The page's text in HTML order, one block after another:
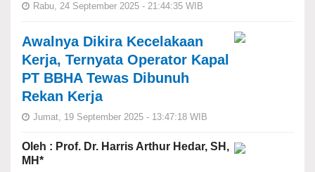
Rabu, 24 September 2025 - 21:44:35 WIB
Awalnya Dikira Kecelakaan
Kerja, Ternyata Operator Kapal
PT BBHA Tewas Dibunuh
Rekan Kerja
Jumat, 19 September 2025 - 13:47:18 WIB
Oleh : Prof. Dr. Harris Arthur Hedar, SH,
MH*